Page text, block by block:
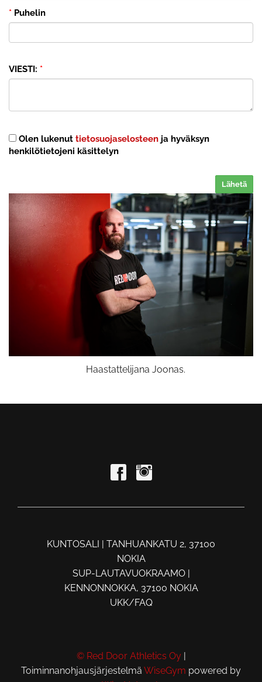
* Puhelin
VIESTI: *
Olen lukenut tietosuojaselosteen ja hyväksyn
henkilötietojeni käsittelyn
Lähetä
Haastattelijana Joonas.
KUNTOSALI | TANHUANKATU 2, 37100
NOKIA
SUP-LAUTAVUOKRAAMO |
KENNONNOKKA, 37100 NOKIA
UKK/FAQ
© Red Door Athletics Oy|
Toiminnanohjausjärjestelmä WiseGym powered by